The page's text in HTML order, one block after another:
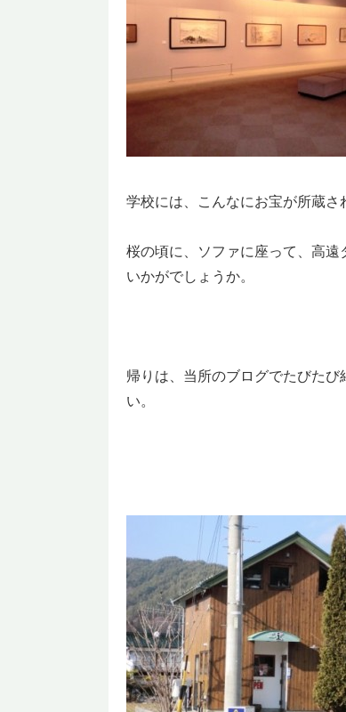
学校には、こんなにお宝が所蔵さ
桜の頃に、ソファに座って、高
いかがでしょうか。
帰りは、当所のブログでたびた
い。